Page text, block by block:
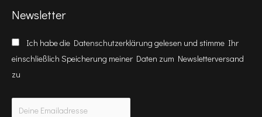
Newsletter
Ich habe die Datenschutzerklärung gelesen und stimme Ihr
einschließlich Speicherung meiner Daten zum Newsletterversand
zu